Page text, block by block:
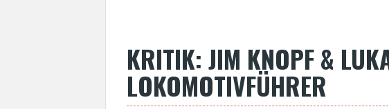
KRITIK: JIM KNOPF &
LOKOMOTIVFÜHRER